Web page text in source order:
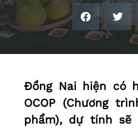
Đồng Nai hiện có
OCOP (Chương
phẩm), dự tính